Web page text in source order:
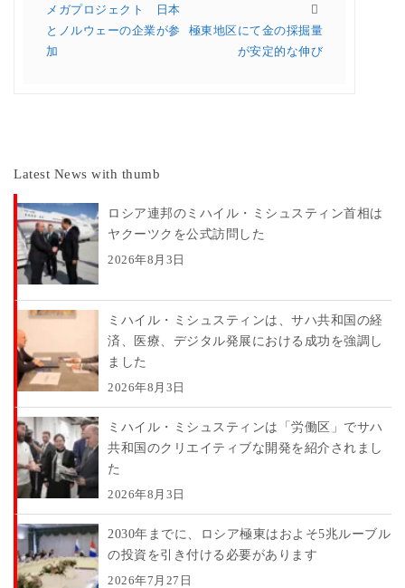
メガプロジェクト 日本
とノルウェーの企業が参
加
極東地区にて金の採掘量
が安定的な伸び
Latest News with thumb
ロシア連邦のミハイル・ミシュスティン首相は
ヤクーツクを公式訪問した
2026年8月3日
ミハイル・ミシュスティンは、サハ共和国の経
済、医療、デジタル発展における成功を強調し
ました
2026年8月3日
ミハイル・ミシュスティンは「労働区」でサハ
共和国のクリエイティブな開発を紹介されまし
た
2026年8月3日
2030年までに、ロシア極東はおよそ5兆ルーブル
の投資を引き付ける必要があります
2026年7月27日